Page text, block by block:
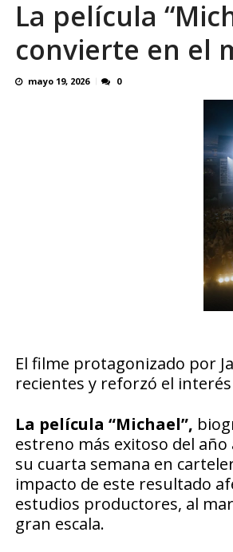
OVP denunció 15
La película
convierte en el
mayo 19, 2026 0
El filme protagonizado por
recientes y reforzó el
La película “Michael”,
estreno más exitoso del
su cuarta semana en
impacto de este resultado
estudios productores, al
gran escala.